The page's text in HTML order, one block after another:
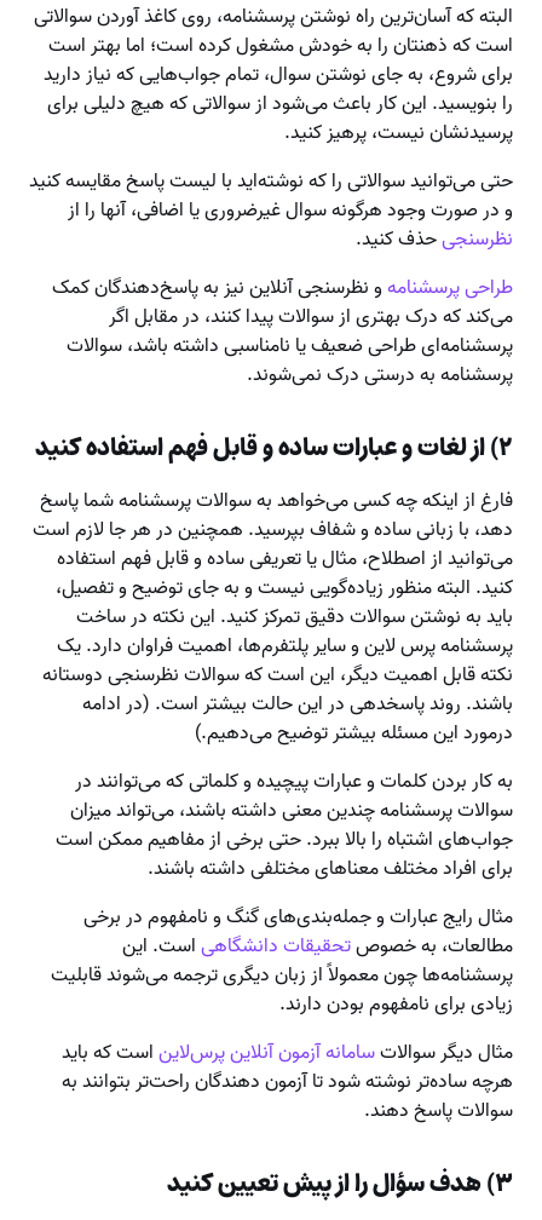
البته که آسان‌ترین راه نوشتن پرسشنامه، روی کاغذ آوردن سوالاتی
است که ذهنتان را به خودش مشغول کرده است؛ اما بهتر است
برای شروع، به جای نوشتن سوال، تمام جواب‌هایی که نیاز دارید
را بنویسید. این کار باعث می‌شود از سوالاتی که هیچ دلیلی برای
پرسیدنشان نیست، پرهیز کنید.
حتی می‌توانید سوالاتی را که نوشته‌اید با لیست پاسخ مقایسه کنید
و در صورت وجود هرگونه سوال غیرضروری یا اضافی، آنها را از
نظرسنجیحذف کنید.
طراحی پرسشنامهو نظرسنجی آنلاین نیز به پاسخ‌دهندگان کمک
می‌کند که درک بهتری از سوالات پیدا کنند، در مقابل اگر
پرسشنامه‌ای طراحی ضعیف یا نامناسبی داشته باشد، سوالات
پرسشنامه به درستی درک نمی‌شوند.
۲) از لغات و عبارات ساده و قابل فهم استفاده کنید
فارغ از اینکه چه کسی می‌خواهد به سوالات پرسشنامه شما پاسخ
دهد، با زبانی ساده و شفاف بپرسید. همچنین در هر جا لازم است
می‌توانید از اصطلاح، مثال یا تعریفی ساده و قابل فهم استفاده
کنید. البته منظور زیاده‌گویی نیست و به جای توضیح و تفصیل،
باید به نوشتن سوالات دقیق تمرکز کنید. این نکته در ساخت
پرسشنامه پرس لاین و سایر پلتفرم‌ها، اهمیت فراوان دارد. یک
نکته قابل اهمیت دیگر، این است که سوالات نظرسنجی دوستانه
باشند. روند پاسخدهی در این حالت بیشتر است. (در ادامه
درمورد این مسئله بیشتر توضیح می‌دهیم.)
به کار بردن کلمات و عبارات پیچیده و کلماتی که می‌توانند در
سوالات پرسشنامه چندین معنی داشته باشند، می‌تواند میزان
جواب‌های اشتباه را بالا ببرد. حتی برخی از مفاهیم ممکن است
برای افراد مختلف معناهای مختلفی داشته باشند.
مثال رایج عبارات و جمله‌بندی‌های گنگ و نامفهوم در برخی
مطالعات، به خصوصتحقیقات دانشگاهیاست. این
پرسشنامه‌ها چون معمولاً از زبان دیگری ترجمه می‌شوند قابلیت
زیادی برای نامفهوم بودن دارند.
مثال دیگر سوالاتسامانه آزمون آنلاین پرس‌لایناست که باید
هرچه ساده‌تر نوشته شود تا آزمون دهندگان راحت‌تر بتوانند به
سوالات پاسخ دهند.
۳) هدف سؤال را از پیش تعیین کنید